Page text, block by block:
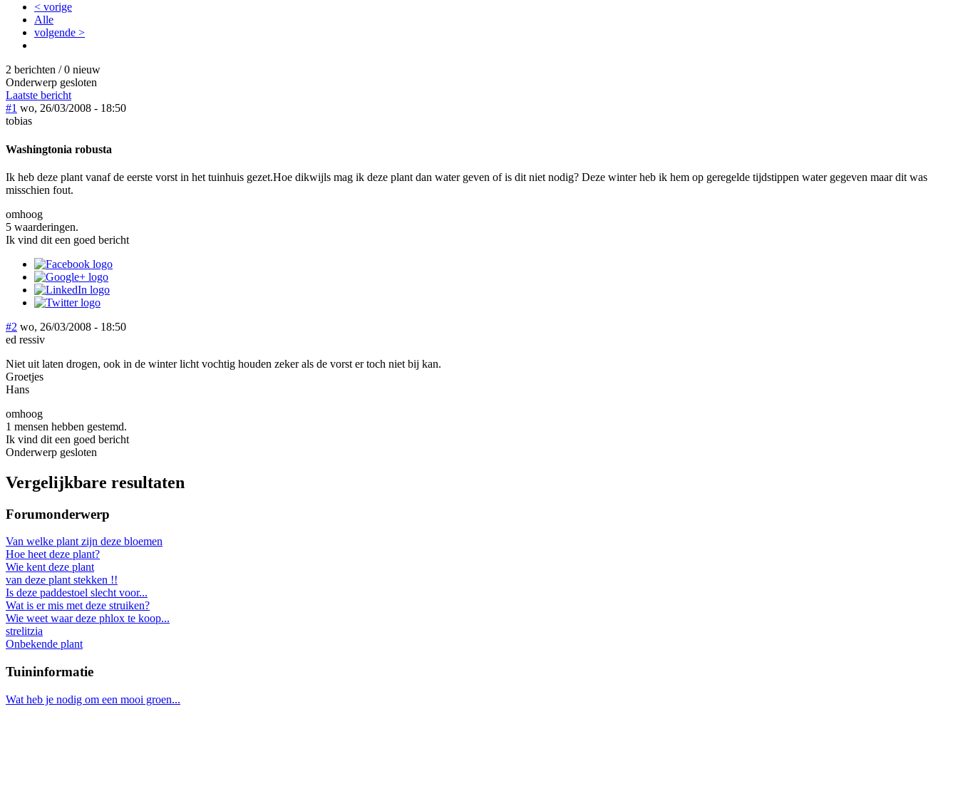
< vorige
Alle
volgende >
2 berichten / 0 nieuw
Onderwerp gesloten
Laatste bericht
#1 wo, 26/03/2008 - 18:50
tobias
Washingtonia robusta
Ik heb deze plant vanaf de eerste vorst in het tuinhuis gezet.Hoe dikwijls mag ik deze plant dan water geven of is dit niet nodig? Deze winter heb ik hem op geregelde tijdstippen water gegeven maar dit was
misschien fout.
omhoog
5 waarderingen.
Ik vind dit een goed bericht
#2 wo, 26/03/2008 - 18:50
ed ressiv
Niet uit laten drogen, ook in de winter licht vochtig houden zeker als de vorst er toch niet bij kan.
Groetjes
Hans
omhoog
1 mensen hebben gestemd.
Ik vind dit een goed bericht
Onderwerp gesloten
Vergelijkbare resultaten
Forumonderwerp
Van welke plant zijn deze bloemen
Hoe heet deze plant?
Wie kent deze plant
van deze plant stekken !!
Is deze paddestoel slecht voor...
Wat is er mis met deze struiken?
Wie weet waar deze phlox te koop...
strelitzia
Onbekende plant
Tuininformatie
Wat heb je nodig om een mooi groen...